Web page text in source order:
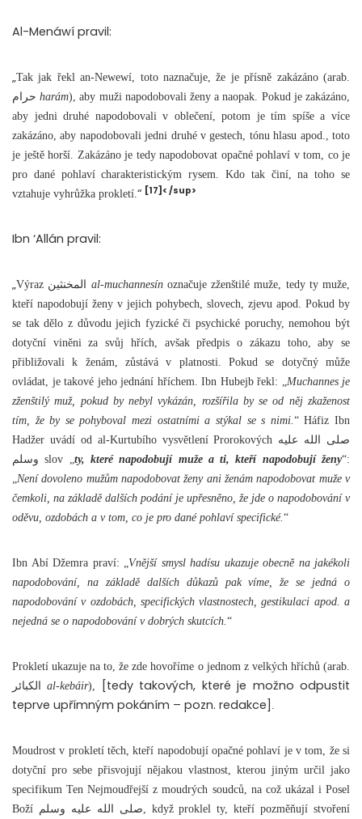
Al-Menáwí pravil:
„Tak jak řekl an-Newewí, toto naznačuje, že je přísně zakázáno (arab.
حرامharám), aby muži napodobovali ženy a naopak. Pokud je zakázáno,
aby jedni druhé napodobovali v oblečení, potom je tím spíše a více
zakázáno, aby napodobovali jedni druhé v gestech, tónu hlasu apod., toto
je ještě horší. Zakázáno je tedy napodobovat opačné pohlaví v tom, co je
pro dané pohlaví charakteristickým rysem. Kdo tak činí, na toho se
vztahuje vyhrůžka prokletí. “ [17]< /sup>
Ibn ‘Allán pravil:
„ al-muchannesínoznačuje zženštilé muže, tedy ty muže,
kteří napodobují ženy v jejich pohybech, slovech, zjevu apod. Pokud by
se tak dělo z důvodu jejich fyzické či psychické poruchy, nemohou být
dotyční viněni za svůj hřích, avšak předpis o zákazu toho, aby se
přibližovali k ženám, zůstává v platnosti. Pokud se dotyčný může
ovládat, je takové jeho jednání hříchem. Ibn Hubejb řekl: „ Muchannes je
zženštilý muž, pokud by nebyl vykázán, rozšířila by se od něj zkaženost
tím, že by se pohyboval mezi ostatními a stýkal se s nimi. “ Háfiz Ibn
Hadžer uvádí od al-Kurtubího vysvětlení Prorokových صلى الله عليه
وسلم slov „ ty, které napodobují muže a ti, kteří napodobují ženy“:
Není dovoleno mužům napodobovat ženy ani ženám napodobovat muže v
čemkoli, na základě dalších podání je upřesněno, že jde o napodobování v
oděvu, ozdobách a v tom, co je pro dané pohlaví specifické.“
Ibn Abí Džemra praví: „ Vnější smysl hadísu ukazuje obecně na jakékoli
napodobování, na základě dalších důkazů pak víme, že se jedná o
napodobování v ozdobách, specifických vlastnostech, gestikulaci apod. a
nejedná se o napodobování v dobrých skutcích. “
Prokletí ukazuje na to, že zde hovoříme o jednom z velkých hříchů (arab.
الكبائرal-kebáir),
[tedy takových, které je možno odpustit
teprve upřímným pokáním – pozn. redakce]
Moudrost v prokletí těch, kteří napodobují opačné pohlaví je v tom, že si
dotyční pro sebe přisvojují nějakou vlastnost, kterou jiným určil jako
specifikum Ten Nejmoudřejší z moudrých soudců, na což ukázal i Posel
Boží صلى الله عليه وسلم, když proklel ty, kteří pozměňují stvoření